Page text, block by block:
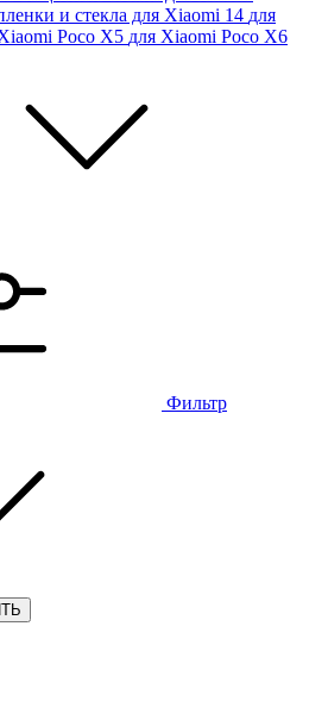
и стекла для Xiaomi 14 для
Poco X5 для Xiaomi Poco X6
Фильтр